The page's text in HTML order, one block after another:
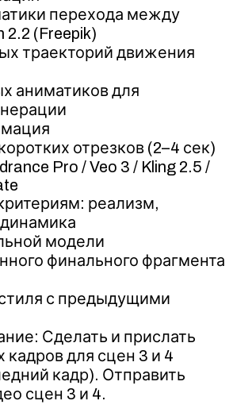
перехода между
(Freepik)
траекторий движения
аниматиков для
отрезков (2–4 сек)
Pro / Veo 3 / Kling 2.5 /
реализм,
модели
финального фрагмента
с предыдущими
Сделать и прислать
для сцен 3 и 4
кадр). Отправить
сцен 3 и 4.